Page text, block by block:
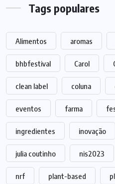
Tags populares
Alimentos aromas
bhbfestival Carol
clean label coluna
eventos farma
ingredientes inovação
julia coutinho nis2023
nrf plant-based